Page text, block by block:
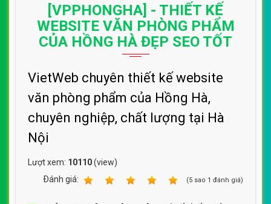
[VPPHONGHA] - THIẾT KẾ
WEBSITE VĂN PHÒNG PHẨM
CỦA HỒNG HÀ ĐẸP SEO TỐT
VietWeb chuyên thiết kế website
văn phòng phẩm của Hồng Hà,
chuyên nghiệp, chất lượng tại Hà
Nội
Lượt xem: 10110(view)
Ðánh giá:
(5 sao 1 đánh giá)